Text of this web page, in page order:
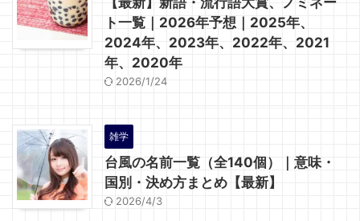
ト一覧｜2026年予想｜2025年、
2024年、2023年、2022年、2021
年、2020年
2026/1/24
雑学
台風の名前一覧（全140個）｜意味・
国別・決め方まとめ【最新】
2026/4/3